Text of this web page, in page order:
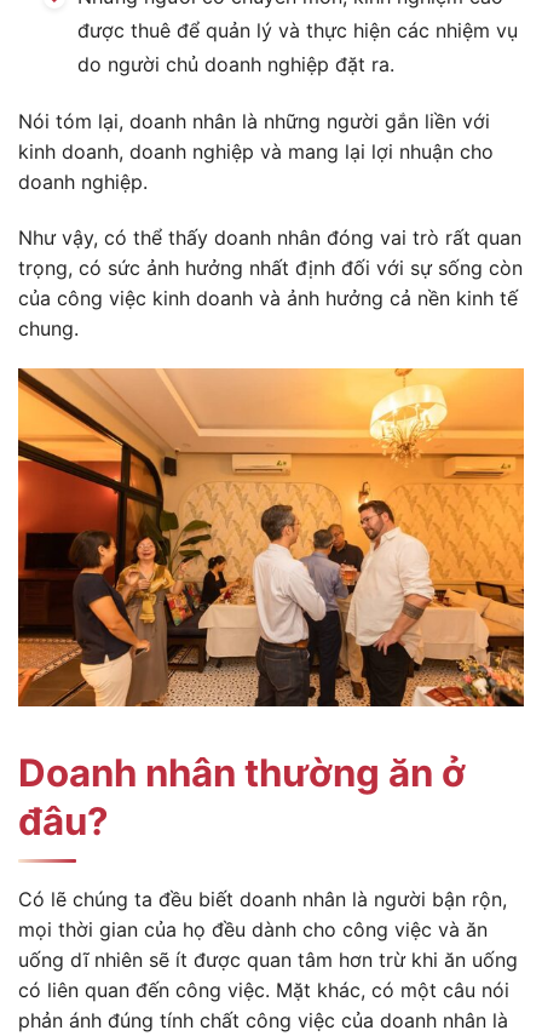
được thuê để quản lý và thực hiện các nhiệm vụ
do người chủ doanh nghiệp đặt ra.
Nói tóm lại, doanh nhân là những người gắn liền với
kinh doanh, doanh nghiệp và mang lại lợi nhuận cho
doanh nghiệp.
Như vậy, có thể thấy doanh nhân đóng vai trò rất quan
trọng, có sức ảnh hưởng nhất định đối với sự sống còn
của công việc kinh doanh và ảnh hưởng cả nền kinh tế
chung.
Doanh nhân thường ăn ở
đâu?
Có lẽ chúng ta đều biết doanh nhân là người bận rộn,
mọi thời gian của họ đều dành cho công việc và ăn
uống dĩ nhiên sẽ ít được quan tâm hơn trừ khi ăn uống
có liên quan đến công việc. Mặt khác, có một câu nói
phản ánh đúng tính chất công việc của doanh nhân là